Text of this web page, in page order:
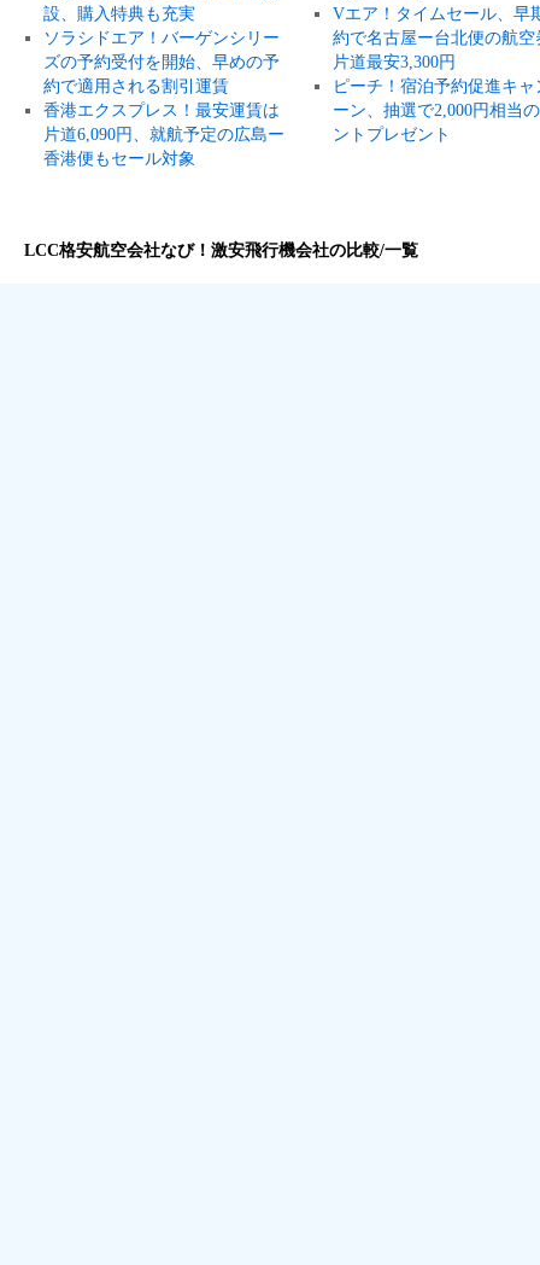
設、購入特典も充実
ソラシドエア！バーゲンシリー
ズの予約受付を開始、早めの予
約で適用される割引運賃
香港エクスプレス！最安運賃は
片道6,090円、就航予定の広島ー
香港便もセール対象
Vエア！タイムセール、早
約で名古屋ー台北便の航空
片道最安3,300円
ピーチ！宿泊予約促進キャ
ーン、抽選で2,000円相当
ントプレゼント
LCC格安航空会社なび！激安飛行機会社の比較/一覧